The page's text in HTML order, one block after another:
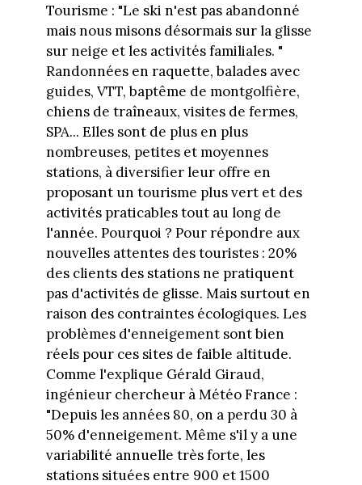
Tourisme : "Le ski n'est pas abandonné
mais nous misons désormais sur la glisse
sur neige et les activités familiales. "
Randonnées en raquette, balades avec
guides, VTT, baptême de montgolfière,
chiens de traîneaux, visites de fermes,
SPA... Elles sont de plus en plus
nombreuses, petites et moyennes
stations, à diversifier leur offre en
proposant un tourisme plus vert et des
activités praticables tout au long de
l'année. Pourquoi ? Pour répondre aux
nouvelles attentes des touristes : 20%
des clients des stations ne pratiquent
pas d'activités de glisse. Mais surtout en
raison des contraintes écologiques. Les
problèmes d'enneigement sont bien
réels pour ces sites de faible altitude.
Comme l'explique Gérald Giraud,
ingénieur chercheur à Météo France :
"Depuis les années 80, on a perdu 30 à
50% d'enneigement. Même s'il y a une
variabilité annuelle très forte, les
stations situées entre 900 et 1500